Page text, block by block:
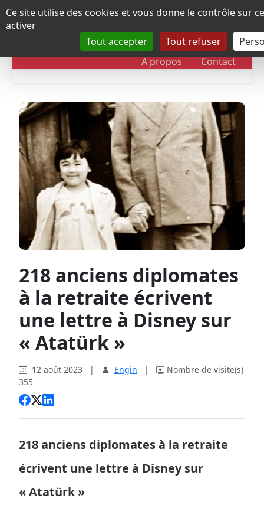
Panneau de gestion des cookies
Ce site utilise des cookies et vous donne le contrôle sur
activer
Tout accepter
Tout refuser
DOSSIERS CHRONOLOGIE
À propos Contact
218 anciens diplomates
à la retraite écrivent
une lettre à Disney sur
« Atatürk »
12 août 2023 | Engin |
Nombre de visite(s)
355
218 anciens diplomates à la retraite
écrivent une lettre à Disney sur
« Atatürk »